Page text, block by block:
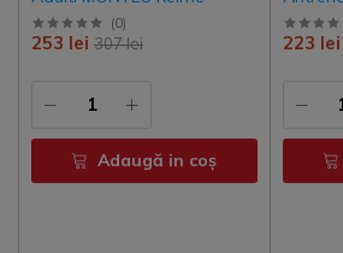
(0)
307 lei
253 lei
Adaugă in coş
Kelme
223 lei